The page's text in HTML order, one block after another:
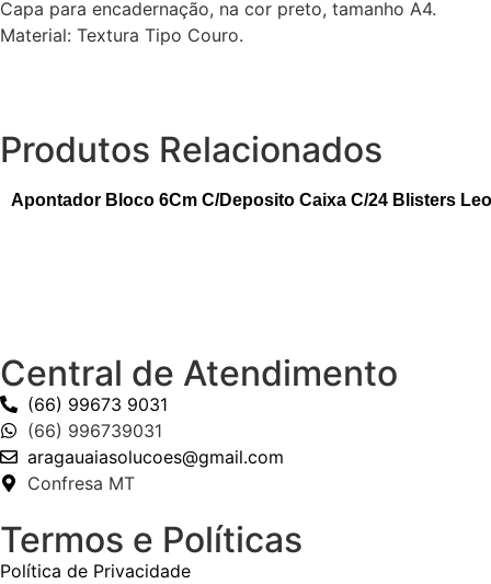
Capa para encadernação, na cor preto, tamanho A4.
Material: Textura Tipo Couro.
Produtos Relacionados
Apontador Bloco 6Cm C/Deposito Caixa C/24 Blisters
Central de Atendimento
(66) 99673 9031
(66) 996739031
aragauaiasolucoes@gmail.com
Confresa MT
Termos e Políticas
Política de Privacidade